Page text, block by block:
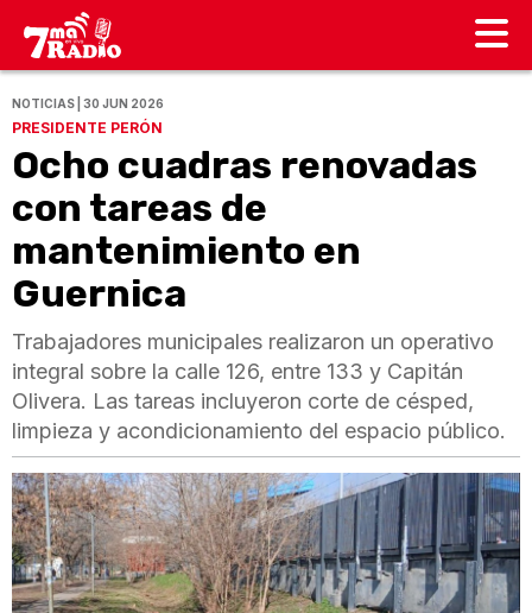
NOTICIAS | 30 JUN 2026
PRESIDENTE PERÓN
Ocho cuadras renovadas
con tareas de
mantenimiento en
Guernica
Trabajadores municipales realizaron un operativo
integral sobre la calle 126, entre 133 y Capitán
Olivera. Las tareas incluyeron corte de césped,
limpieza y acondicionamiento del espacio público.